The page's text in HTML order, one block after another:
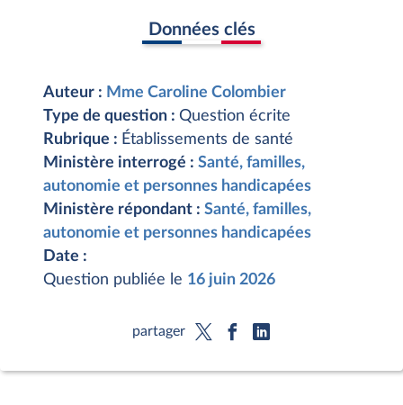
Données clés
Auteur : Mme Caroline Colombier
Type de question : Question écrite
Rubrique : Établissements de santé
Ministère interrogé : Santé, familles,
autonomie et personnes handicapées
Ministère répondant : Santé, familles,
autonomie et personnes handicapées
Date :
Question publiée le 16 juin 2026
partager